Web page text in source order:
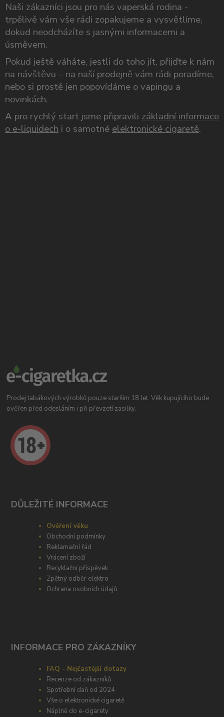
Naši zákazníci jsou pro nás vaperská rodina -
trpělivě vám vše rádi zopakujeme a vysvětlíme,
dokud neodcházíte s jasnými informacemi a
úsměvem.
Pokud ještě váháte, jestli do toho jít, přijďte k nám
na návštěvu – na naší prodejně vám rádi poradíme,
nebo si prostě jen popovídáme o vapingu a
novinkách.
A pro rychlý start jsme připravili základní informace
o e-liquidech i o samotné elektronické cigaretě.
Prodej tabákových výrobků pouze starším 18 let. Věk kupujícího bude
ověřen před odesláním i při převzetí zasilky.
DŮLEŽITÉ INFORMACE
Ověření věku
Obchodní podmínky
Reklamační řád
Vrácení zboží
Recyklační příspěvek
Zpětný odběr elektro
Ochrana osobních údajů
INFORMACE PRO ZÁKAZNÍKY
FAQ - Nejčastější dotazy
Recenze od zákazníků
Spotřební daň od 2024
Vše o elektronické cigaretě
Náplně do e-cigarety